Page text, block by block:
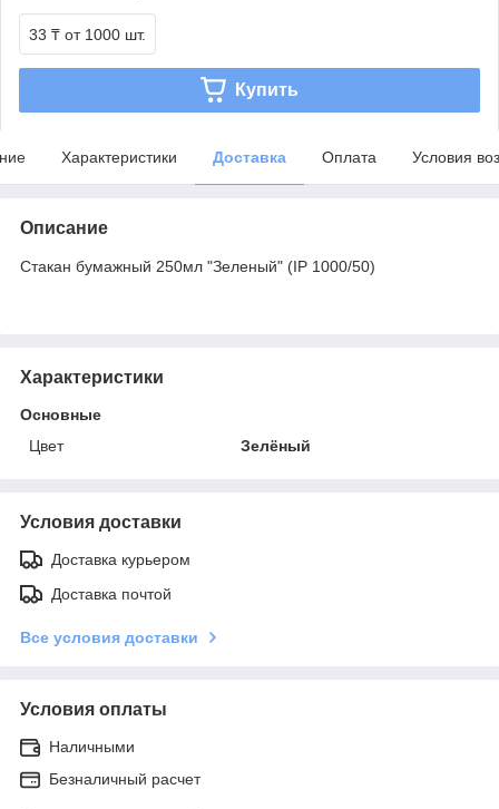
33 ₸ от 1000 шт.
Купить
Характеристики Доставка Оплата Условия
Описание
Стакан бумажный 250мл "Зеленый" (IP 1000/50)
Характеристики
Основные
Цвет
Зелёный
Условия доставки
Доставка курьером
Доставка почтой
Все условия доставки
Условия оплаты
Наличными
Безналичный расчет